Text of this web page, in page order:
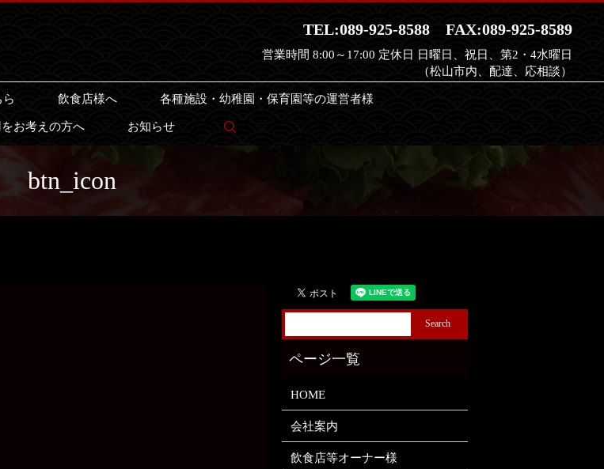
TEL:089-925-8588 FAX:089-925-8589
営業時間 8:00～17:00 定休日 日曜日、祝日、第2・4水曜日
（松山市内、配達、応相談）
飲食店様へ 各種施設・幼稚園・保育園等の運営者様
お考えの方へ お知らせ
btn_icon
HOME
会社案内
飲食店等オーナー様